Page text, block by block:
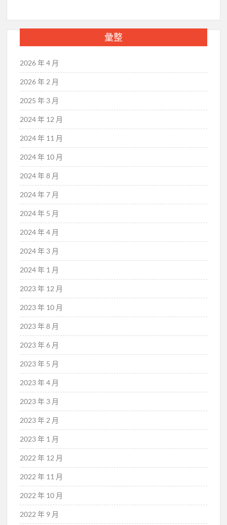
彙整
2026 年 4 月
2026 年 2 月
2025 年 3 月
2024 年 12 月
2024 年 11 月
2024 年 10 月
2024 年 8 月
2024 年 7 月
2024 年 5 月
2024 年 4 月
2024 年 3 月
2024 年 1 月
2023 年 12 月
2023 年 10 月
2023 年 8 月
2023 年 6 月
2023 年 5 月
2023 年 4 月
2023 年 3 月
2023 年 2 月
2023 年 1 月
2022 年 12 月
2022 年 11 月
2022 年 10 月
2022 年 9 月